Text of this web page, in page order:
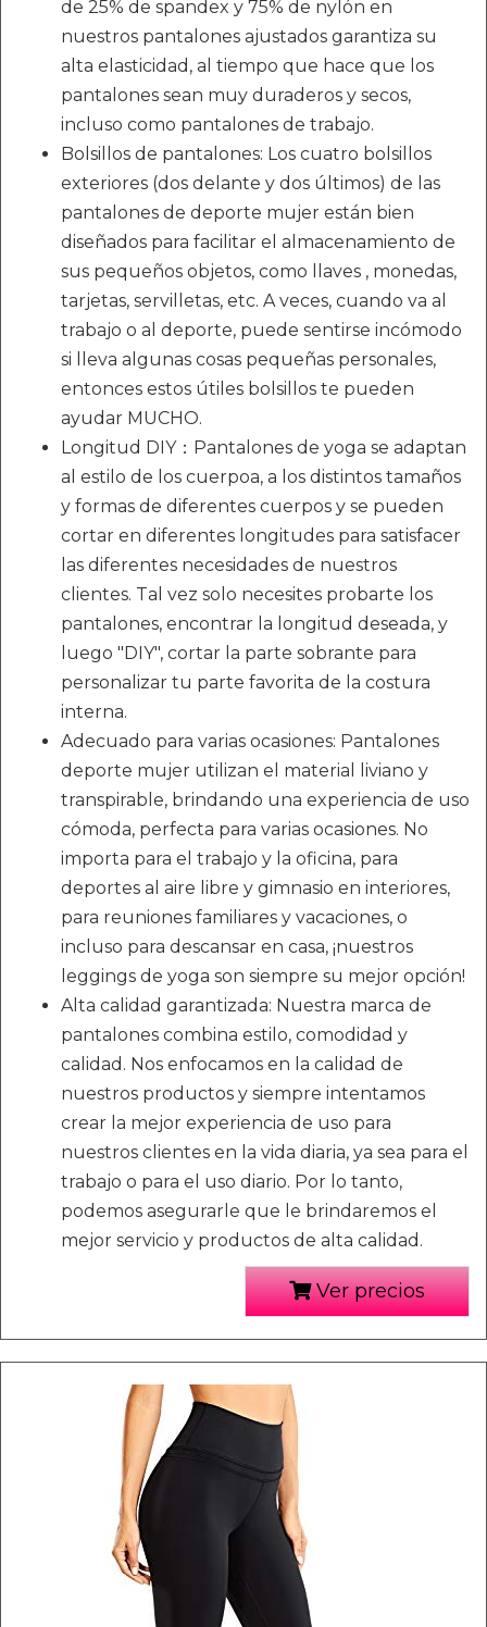
de 25% de spandex y 75% de nylón en
nuestros pantalones ajustados garantiza su
alta elasticidad, al tiempo que hace que los
pantalones sean muy duraderos y secos,
incluso como pantalones de trabajo.
Bolsillos de pantalones: Los cuatro bolsillos
exteriores (dos delante y dos últimos) de las
pantalones de deporte mujer están bien
diseñados para facilitar el almacenamiento de
sus pequeños objetos, como llaves , monedas,
tarjetas, servilletas, etc. A veces, cuando va al
trabajo o al deporte, puede sentirse incómodo
si lleva algunas cosas pequeñas personales,
entonces estos útiles bolsillos te pueden
ayudar MUCHO.
Longitud DIY：Pantalones de yoga se adaptan
al estilo de los cuerpoa, a los distintos tamaños
y formas de diferentes cuerpos y se pueden
cortar en diferentes longitudes para satisfacer
las diferentes necesidades de nuestros
clientes. Tal vez solo necesites probarte los
pantalones, encontrar la longitud deseada, y
luego "DIY", cortar la parte sobrante para
personalizar tu parte favorita de la costura
interna.
Adecuado para varias ocasiones: Pantalones
deporte mujer utilizan el material liviano y
transpirable, brindando una experiencia de uso
cómoda, perfecta para varias ocasiones. No
importa para el trabajo y la oficina, para
deportes al aire libre y gimnasio en interiores,
para reuniones familiares y vacaciones, o
incluso para descansar en casa, ¡nuestros
leggings de yoga son siempre su mejor opción!
Alta calidad garantizada: Nuestra marca de
pantalones combina estilo, comodidad y
calidad. Nos enfocamos en la calidad de
nuestros productos y siempre intentamos
crear la mejor experiencia de uso para
nuestros clientes en la vida diaria, ya sea para el
trabajo o para el uso diario. Por lo tanto,
podemos asegurarle que le brindaremos el
mejor servicio y productos de alta calidad.
Ver precios